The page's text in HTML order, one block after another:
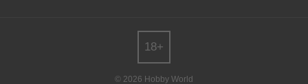
© 2026 Hobby World
18+